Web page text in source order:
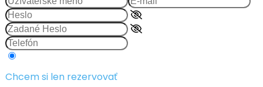
Chcem si len rezervovať